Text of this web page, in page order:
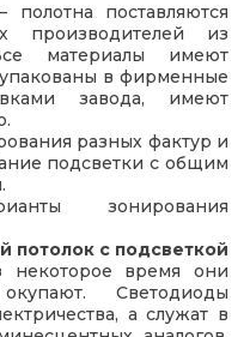
поставляются
производителей из
материалы имеют
в фирменные
завода, имеют
разных фактур и
подсветки с общим
зонирования
потолок с подсветкой
время они
Светодиоды
а служат в